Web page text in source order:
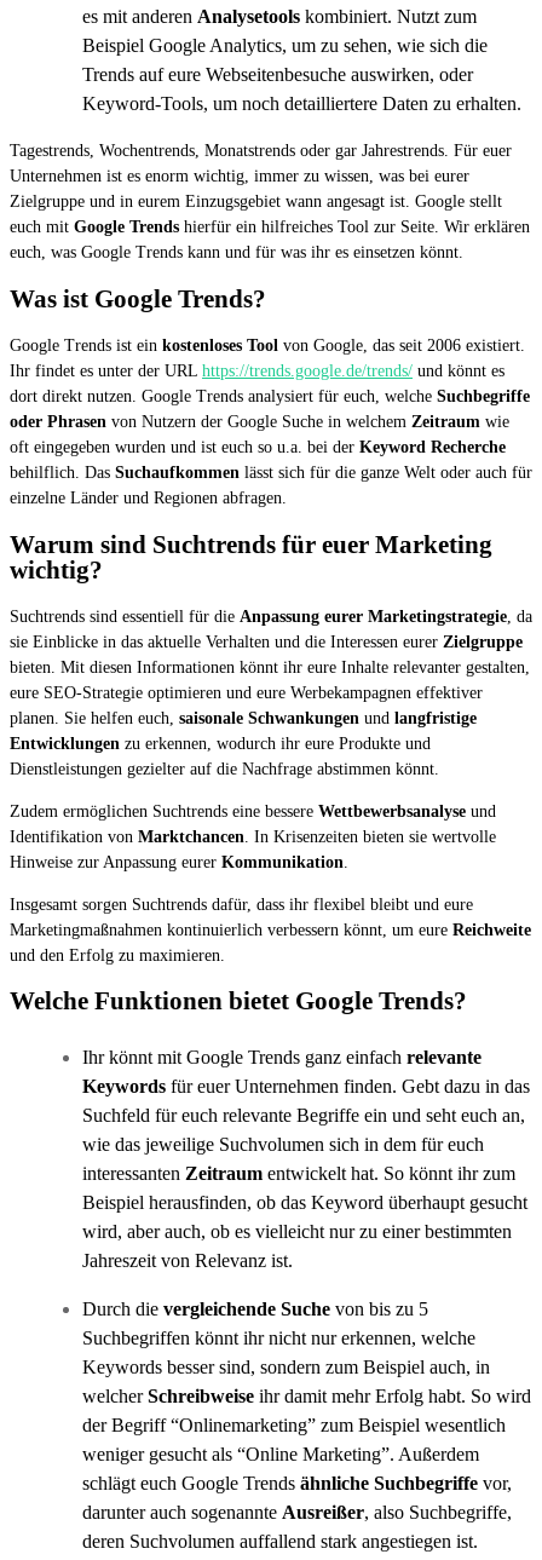
es mit anderen Analysetools kombiniert. Nutzt zum
Beispiel Google Analytics, um zu sehen, wie sich die
Trends auf eure Webseitenbesuche auswirken, oder
Keyword-Tools, um noch detailliertere Daten zu erhalten.
Tagestrends, Wochentrends, Monatstrends oder gar Jahrestrends. Für euer
Unternehmen ist es enorm wichtig, immer zu wissen, was bei eurer
Zielgruppe und in eurem Einzugsgebiet wann angesagt ist. Google stellt
euch mit Google Trends hierfür ein hilfreiches Tool zur Seite. Wir erklären
euch, was Google Trends kann und für was ihr es einsetzen könnt.
Was ist Google Trends?
Google Trends ist ein kostenloses Tool von Google, das seit 2006 existiert.
Ihr findet es unter der URL https://trends.google.de/trends/ und könnt es
dort direkt nutzen. Google Trends analysiert für euch, welche Suchbegriffe
oder Phrasen von Nutzern der Google Suche in welchem Zeitraum wie
oft eingegeben wurden und ist euch so u.a. bei der Keyword Recherche
behilflich. Das Suchaufkommen lässt sich für die ganze Welt oder auch für
einzelne Länder und Regionen abfragen.
Warum sind Suchtrends für euer Marketing
wichtig?
Suchtrends sind essentiell für die Anpassung eurer Marketingstrategie, da
sie Einblicke in das aktuelle Verhalten und die Interessen eurer Zielgruppe
bieten. Mit diesen Informationen könnt ihr eure Inhalte relevanter gestalten,
eure SEO-Strategie optimieren und eure Werbekampagnen effektiver
planen. Sie helfen euch, saisonale Schwankungen und langfristige
Entwicklungen zu erkennen, wodurch ihr eure Produkte und
Dienstleistungen gezielter auf die Nachfrage abstimmen könnt.
Zudem ermöglichen Suchtrends eine bessere Wettbewerbsanalyse und
Identifikation von Marktchancen. In Krisenzeiten bieten sie wertvolle
Hinweise zur Anpassung eurer Kommunikation.
Insgesamt sorgen Suchtrends dafür, dass ihr flexibel bleibt und eure
Marketingmaßnahmen kontinuierlich verbessern könnt, um eure Reichweite
und den Erfolg zu maximieren.
Welche Funktionen bietet Google Trends?
Ihr könnt mit Google Trends ganz einfach relevante
Keywords für euer Unternehmen finden. Gebt dazu in das
Suchfeld für euch relevante Begriffe ein und seht euch an,
wie das jeweilige Suchvolumen sich in dem für euch
interessanten Zeitraum entwickelt hat. So könnt ihr zum
Beispiel herausfinden, ob das Keyword überhaupt gesucht
wird, aber auch, ob es vielleicht nur zu einer bestimmten
Jahreszeit von Relevanz ist.
Durch die vergleichende Suche von bis zu 5
Suchbegriffen könnt ihr nicht nur erkennen, welche
Keywords besser sind, sondern zum Beispiel auch, in
welcherSchreibweise ihr damit mehr Erfolg habt. So wird
der Begriff “Onlinemarketing” zum Beispiel wesentlich
weniger gesucht als “Online Marketing”. Außerdem
schlägt euch Google Trends ähnliche Suchbegriffe vor,
darunter auch sogenannte Ausreißer, also Suchbegriffe,
deren Suchvolumen auffallend stark angestiegen ist.